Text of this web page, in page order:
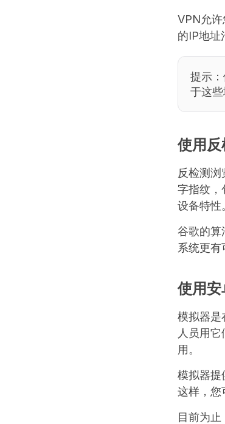
VPN允
的IP地址
提示
于这些
使用反
反检测
字指纹，
设备特性
谷歌的算
系统更有
使用安
模拟器
人员用
用。
模拟器提
这样，您
目前为